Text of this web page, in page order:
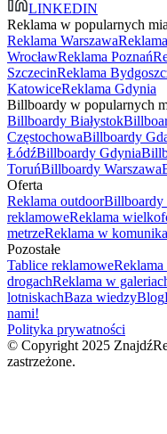
LINKEDIN
Reklama w popularnych
Reklama Warszawa
WrocławReklama Poznań
SzczecinReklama
KatowiceReklama Gdynia
Billboardy w popularnych
Billboardy Białystok
CzęstochowaBillboardy
ŁódźBillboardy Gdynia
ToruńBillboardy Warszawa
Oferta
Reklama outdoorBillboardy
reklamoweReklama
metrzeReklama w
Pozostałe
Tablice reklamoweReklama
drogachReklama w
lotniskachBaza wiedzyBlog
nami!
Polityka prywatności
© Copyright 2025
zastrzeżone.